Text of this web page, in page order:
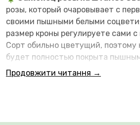
розы, который очаровывает с
своими пышными белыми
размер кроны регулируете сами
Сорт обильно цветущий, поэтому
будет полностью покрыта
Листья мелкие, ярко-зеленого
Продовжити читання →